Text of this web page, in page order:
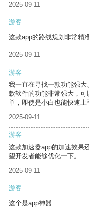
2025-09-11
游客
这款app的路线规划非常精
2025-09-11
游客
我一直在寻找一款功能强
款软件的功能非常强大，
单，即使是小白也能快速上
2025-09-11
游客
这款加速器app的加速效果
望开发者能够优化一下。
2025-09-11
游客
这个是app神器